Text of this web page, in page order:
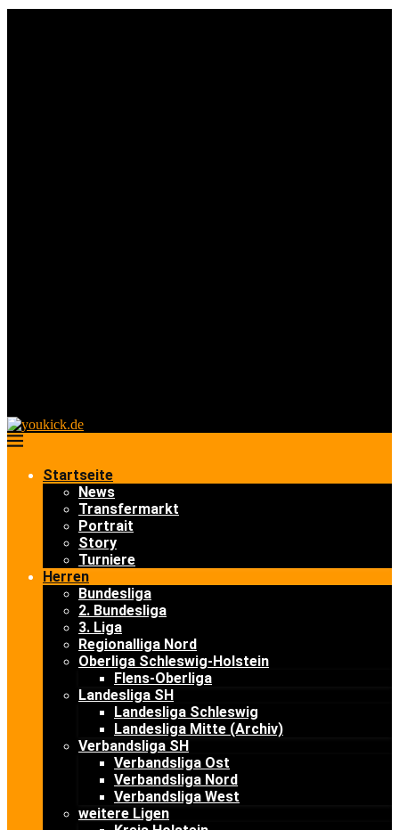
Startseite
News
Transfermarkt
Portrait
Story
Turniere
Herren
Bundesliga
2. Bundesliga
3. Liga
Regionalliga Nord
Oberliga Schleswig-Holstein
Flens-Oberliga
Landesliga SH
Landesliga Schleswig
Landesliga Mitte (Archiv)
Verbandsliga SH
Verbandsliga Ost
Verbandsliga Nord
Verbandsliga West
weitere Ligen